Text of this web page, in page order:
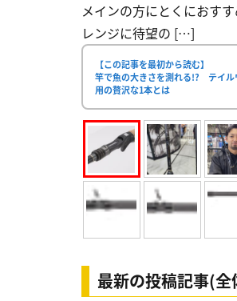
メインの方にとくにおす
レンジに待望の […]
【この記事を最初から読む】
竿で魚の大きさを測れる!? テイル
用の贅沢な1本とは
最新の投稿記事(全